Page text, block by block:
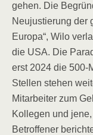
gehen. Die
Neujustierung der
Europa“, Wilo
die USA. Die
erst 2024 die 500-
Stellen stehen
Mitarbeiter zum
Kollegen und
Betroffener